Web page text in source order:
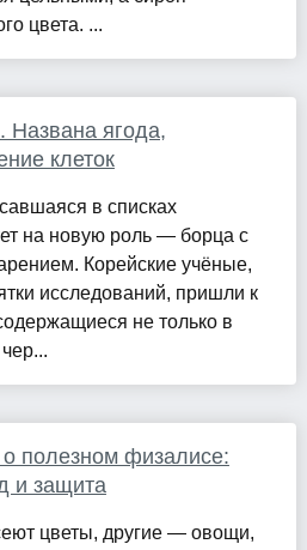
цвета. ...
Названа ягода,
клеток
в списках
на новую роль — борца с
Корейские учёные,
исследований, пришли к
не только в
полезном физалисе:
и защита
цветы, другие — овощи,